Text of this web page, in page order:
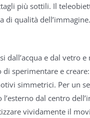
più sottili. Il
di qualità dell’immagine.
dall’acqua e dal vetro
sperimentare e
simmetrici. Per un
dal centro
vividamente il